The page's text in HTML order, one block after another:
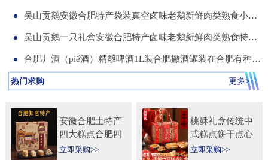
吴山贡鹅安徽合肥特产袋装真空卤味老鹅新鲜肉类熟食小吃包河发货
吴山贡鹅一只礼盒安徽合肥特产卤味老鹅新鲜肉类熟食特色小吃包邮
合肥丿酒（piě酒）精酿啤酒1L装合肥撇酒罐装在合肥有种局叫丿酒
热门求购 更多>
安徽合肥土特产
四大糕点合肥四
大名点礼盒零食
立即采购>>
桃酥礼盒传统中
式糕点饼干点心
特产食品伴手礼
立即采购>>